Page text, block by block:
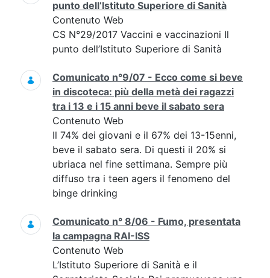
punto dell’Istituto Superiore di Sanità
Contenuto Web
CS N°29/2017 Vaccini e vaccinazioni Il
punto dell’Istituto Superiore di Sanità
Comunicato n°9/07 - Ecco come si beve
in discoteca: più della metà dei ragazzi
tra i 13 e i 15 anni beve il sabato sera
Contenuto Web
Il 74% dei giovani e il 67% dei 13-15enni,
beve il sabato sera. Di questi il 20% si
ubriaca nel fine settimana. Sempre più
diffuso tra i teen agers il fenomeno del
binge drinking
Comunicato n° 8/06 - Fumo, presentata
la campagna RAI-ISS
Contenuto Web
L’Istituto Superiore di Sanità e il